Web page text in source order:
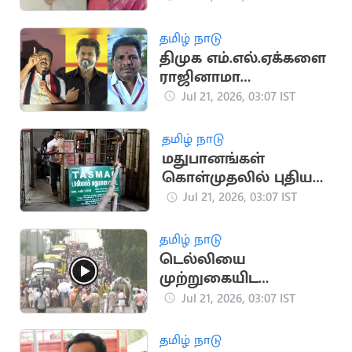
தமிழ் நாடு
திமுக எம்.எல்.ஏக்களை
ராஜினாமா
செய்யச்சொல்லி
Jul 21, 2026, 03:07 IST
தமிழ் நாடு
மதுபானங்கள்
கொள்முதலில் புதிய
நடைமுறை - ‘டாஸ்மாக்'
Jul 21, 2026, 03:07 IST
தமிழ் நாடு
டெல்லியை
முற்றுகையிட
விவசாயிகள் ஆயத்தம்
Jul 21, 2026, 03:07 IST
தமிழ் நாடு